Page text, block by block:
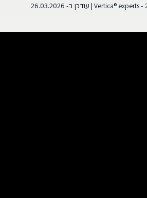
Vertica® experts
| עודכן ב- 26.03.2026